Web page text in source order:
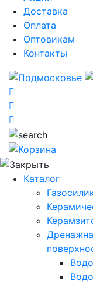
Доставка
Оплата
Оптовикам
Контакты
Каталог